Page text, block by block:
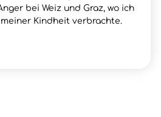
bei Weiz und Graz, wo ich
Kindheit verbrachte.
lernte ich den Beruf
wo ich dann auch die
Prüfung positiv absolvierte.